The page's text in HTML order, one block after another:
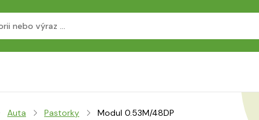
Auta Pastorky Modul 0.53M/48DP